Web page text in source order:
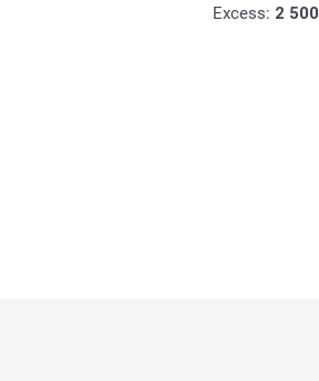
Excess: 2 500